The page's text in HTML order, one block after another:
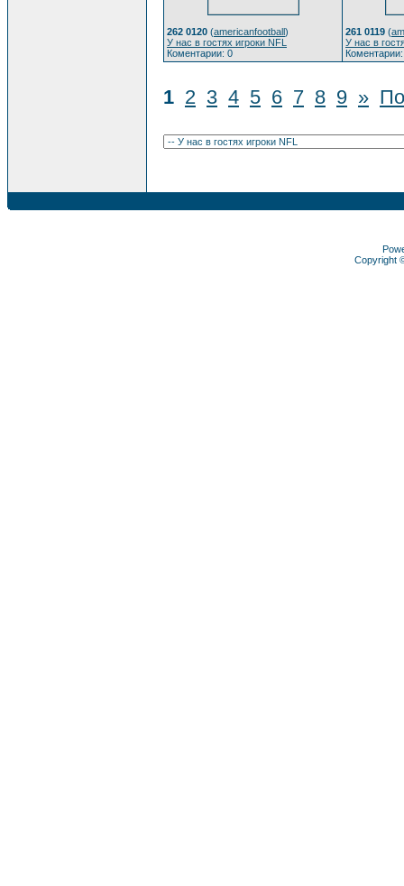
262 0120 (americanfootball)
У нас в гостях игроки NFL
Коментарии: 0
261 0119 (
У нас в
1 2 3 4 5 6 7 8 9 »
Copyright